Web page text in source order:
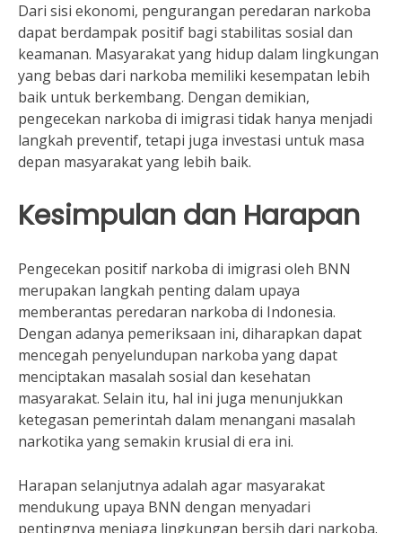
Dari sisi ekonomi, pengurangan peredaran narkoba
dapat berdampak positif bagi stabilitas sosial dan
keamanan. Masyarakat yang hidup dalam lingkungan
yang bebas dari narkoba memiliki kesempatan lebih
baik untuk berkembang. Dengan demikian,
pengecekan narkoba di imigrasi tidak hanya menjadi
langkah preventif, tetapi juga investasi untuk masa
depan masyarakat yang lebih baik.
Kesimpulan dan Harapan
Pengecekan positif narkoba di imigrasi oleh BNN
merupakan langkah penting dalam upaya
memberantas peredaran narkoba di Indonesia.
Dengan adanya pemeriksaan ini, diharapkan dapat
mencegah penyelundupan narkoba yang dapat
menciptakan masalah sosial dan kesehatan
masyarakat. Selain itu, hal ini juga menunjukkan
ketegasan pemerintah dalam menangani masalah
narkotika yang semakin krusial di era ini.
Harapan selanjutnya adalah agar masyarakat
mendukung upaya BNN dengan menyadari
pentingnya menjaga lingkungan bersih dari narkoba.